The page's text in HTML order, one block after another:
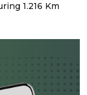
1.216 Km